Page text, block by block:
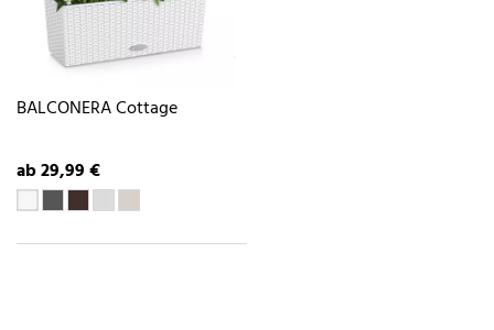
BALCONERA Cottage
ab 29,99 €